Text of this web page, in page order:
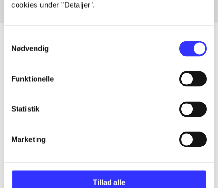
cookies under ”Detaljer”.
Nødvendig
Funktionelle
Statistik
Marketing
Tillad alle
Alle registrerede artikler fordelt på udgivelser
...
...